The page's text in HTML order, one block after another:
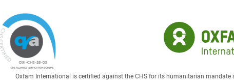
Oxfam International is certified against the CHS for its humanitarian mandate